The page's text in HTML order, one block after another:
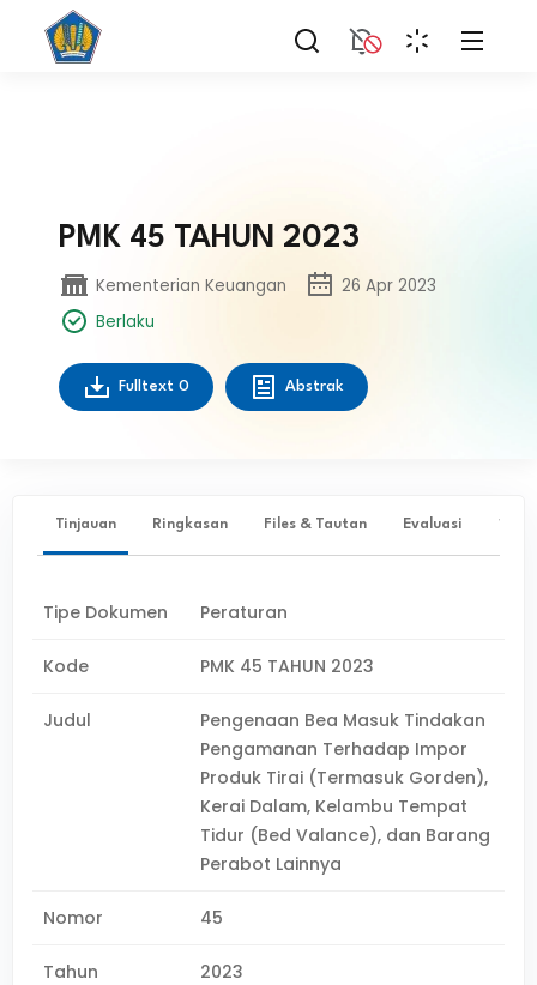
PMK 45 TAHUN 2023
Kementerian Keuangan
26 Apr 2023
Berlaku
Fulltext 0 Abstrak
Tinjauan Ringkasan Files & Tautan Evaluasi ✨
Tipe Dokumen Peraturan
Kode PMK 45 TAHUN 2023
Judul
Pengenaan Bea Masuk Tindakan
Pengamanan Terhadap Impor
Produk Tirai (Termasuk Gorden),
Kerai Dalam, Kelambu Tempat
Tidur (Bed Valance), dan Barang
Perabot Lainnya
Nomor 45
Tahun 2023